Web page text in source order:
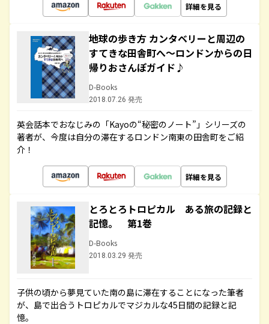
詳細を見る
地球の歩き方 カンタベリーと周辺の
すてきな田舎町へ～ロンドンからの日
帰りおさんぽガイド♪
D-Books
2018.07.26 発売
英会話本でおなじみの「Kayoの“秘密のノート”」シリーズの
著者が、今度は自分の滞在するロンドン南東の田舎町をご紹
介！
詳細を見る
とろとろトロピカル ある旅の記録と
記憶。 第1巻
D-Books
2018.03.29 発売
子供の頃から夢見ていた南の島に滞在することになった筆者
が、島で出合うトロピカルでマジカルな45日間の記録と記
憶。